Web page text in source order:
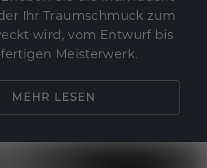
Ihr Traumschmuck zum
wird, vom Entwurf bis
Meisterwerk.
MEHR LESEN